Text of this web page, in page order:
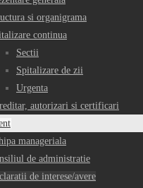
si organigrama
continua
Sectii
Spitalizare de zii
Urgenta
autorizari si certificari
manageriala
de administratie
de interese/avere